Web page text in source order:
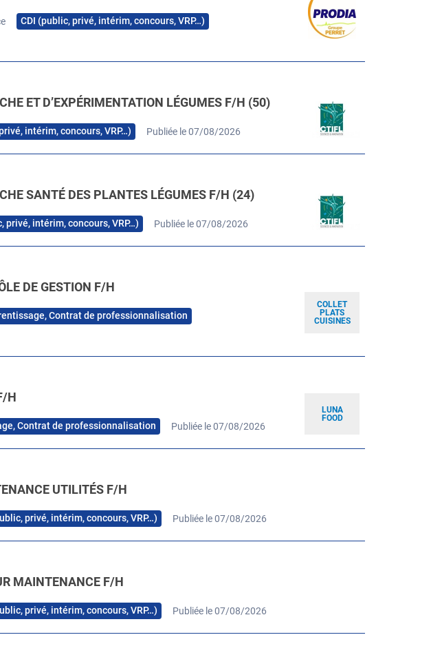
CDI (public, privé, intérim, concours, VRP…)
ET D’EXPÉRIMENTATION LÉGUMES F/H (50)
intérim, concours, VRP…) Publiée le 07/08/2026
SANTÉ DES PLANTES LÉGUMES F/H (24)
privé, intérim, concours, VRP…) Publiée le 07/08/2026
COLLET
PLATS
CUISINES
DE GESTION F/H
Contrat de professionnalisation
LUNA
FOOD
H
Contrat de professionnalisation Publiée le 07/08/2026
UTILITÉS F/H
privé, intérim, concours, VRP…) Publiée le 07/08/2026
MAINTENANCE F/H
privé, intérim, concours, VRP…) Publiée le 07/08/2026